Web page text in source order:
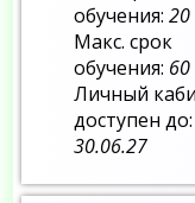
обучения:20
Макс. срок
обучения:
Личный
доступен до:
30.06.27